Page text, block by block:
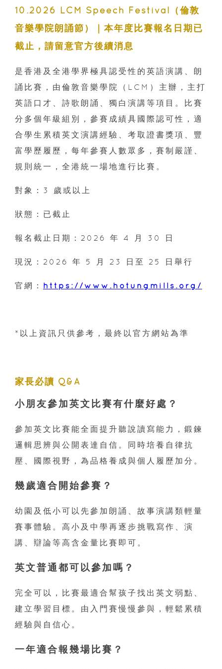
10.2026 LCM Speech Festival（倫敦
音樂學院朗誦節）｜本年度比賽報名日期已
截止，請留意官方後續消息
是香港及全港學界極具認受性的英語演講、朗
誦比賽，由倫敦音樂學院（LCM）主辦，主打
英語口才、詩歌朗誦、獨白演講等項目。比賽
分多個年級組別，參賽成績具國際認可性，適
合學生累積英文演講經驗、考取證書獎項、豐
富學歷履歷，每年參賽人數眾多，賽制嚴謹、
規則統一，全港統一場地進行比賽。
對象：3 歲或以上
狀態：已截止
報名截止日期：2026 年 4 月 30 日
現況：2026 年 5 月 23 日至 25 日舉行
官網： https://www.hotungmills.org/
*以上資訊只供參考，最終以官方網站為準
家長必讀 Q&A
小朋友參加英文比賽有什麼好處？
參加英文比賽能全面提升聽說讀寫能力，鍛鍊
邏輯思辨與公開表達自信。同時培養自律抗
壓、國際視野，為品格養成與個人履歷加分。
幾歲適合開始參賽？
幼園及低小可以先參加朗誦、故事演講類輕量
賽事體驗。高小及中學再逐步挑戰寫作、演
講、辯論等高含金量比賽即可。
英文普通都可以參加嗎？
完全可以，比賽最適合幫孩子找出英文弱點、
建立學習目標。由入門賽慢慢參與，輕鬆累積
經驗與自信心。
一年適合報幾場比賽？